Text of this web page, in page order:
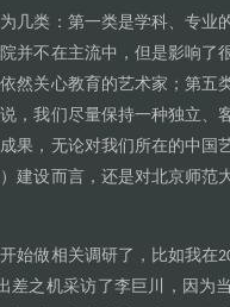
几类 ： 第一类是学科、专业
并不在主流中 ， 但是影响了
然关心教育的艺术家 ；第五
，我们尽量保持一种独立 、
果 ， 无论对我们所在的中国
） 建设而言 ， 还是对北京师范
始做相关调研了 ， 比如我在
差之机采访了李巨川 ， 因为